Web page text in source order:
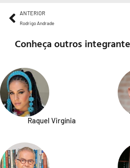
ANTERIOR
Rodrigo Andrade
Conheça outros
Raquel Virgínia